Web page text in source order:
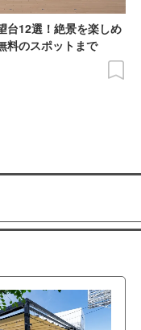
台12選！絶景を楽しめ
料のスポットまで